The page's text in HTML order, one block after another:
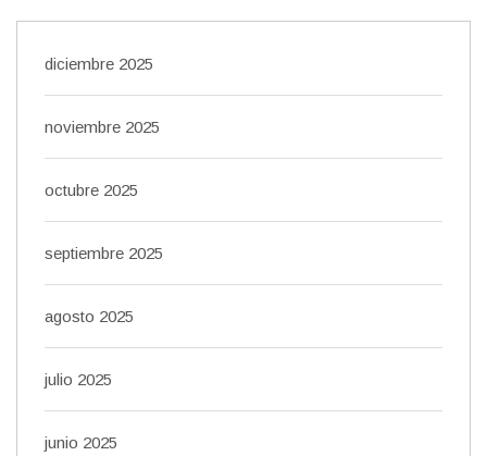
diciembre 2025
noviembre 2025
octubre 2025
septiembre 2025
agosto 2025
julio 2025
junio 2025